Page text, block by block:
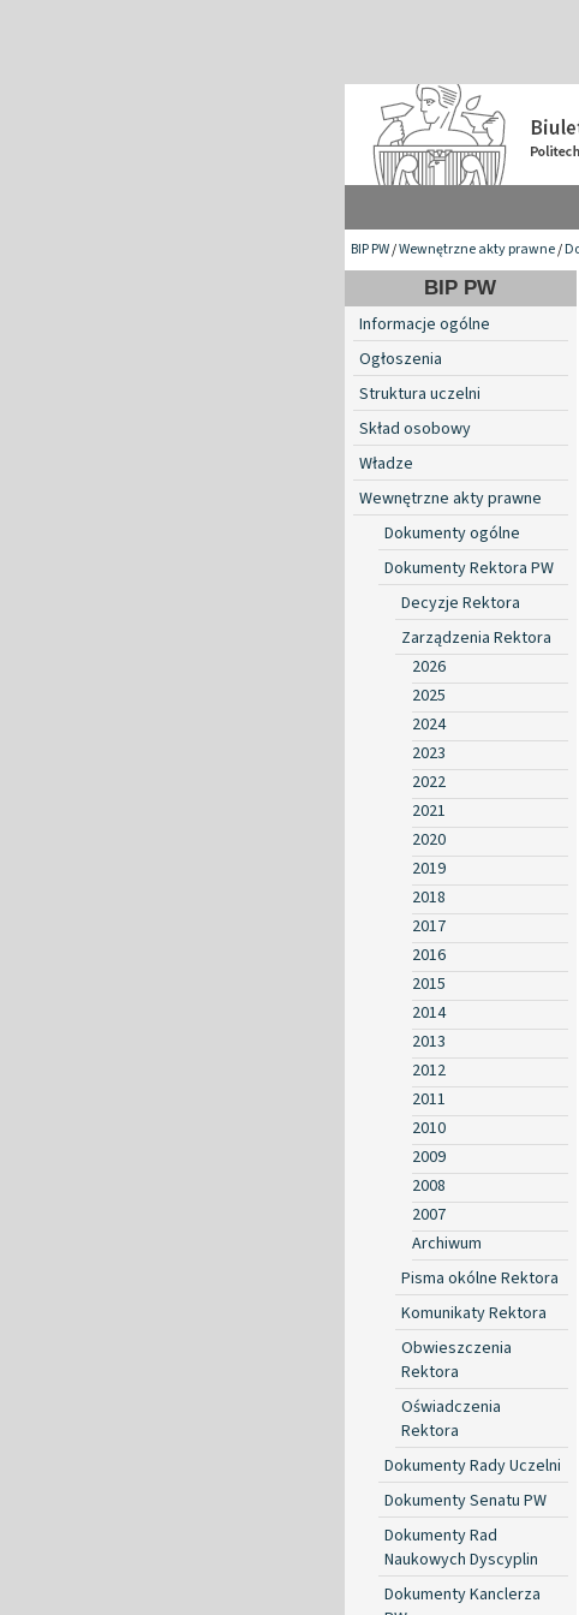
BIP PW/Wewnętrzne akty prawne/
BIP PW
Informacje ogólne
Ogłoszenia
Struktura uczelni
Skład osobowy
Władze
Wewnętrzne akty prawne
Dokumenty ogólne
Dokumenty Rektora PW
Decyzje Rektora
Zarządzenia Rektora
2026
2025
2024
2023
2022
2021
2020
2019
2018
2017
2016
2015
2014
2013
2012
2011
2010
2009
2008
2007
Archiwum
Pisma okólne Rektora
Komunikaty Rektora
Obwieszczenia
Rektora
Oświadczenia
Rektora
Dokumenty Rady Uczelni
Dokumenty Senatu PW
Dokumenty Rad
Naukowych Dyscyplin
Dokumenty Kanclerza